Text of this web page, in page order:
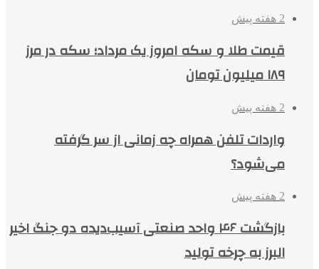
2 هفته پیش
قیمت طلا و سکه امروز یک مرداد؛ سکه در مرز
۱۸۹ میلیون تومان
2 هفته پیش
واردات تلفن همراه چه زمانی از سر گرفته
می‌شود؟
2 هفته پیش
بازگشت ۴۶ واحد صنعتی آسیب‌دیده دو جنگ اخیر
البرز به چرخه تولید